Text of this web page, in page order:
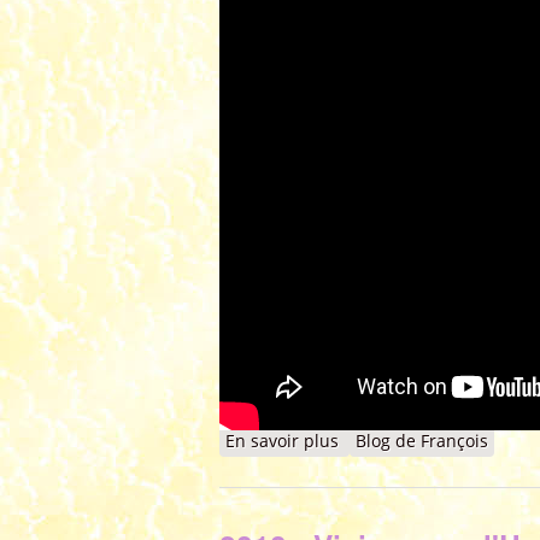
En savoir plus à propos de Voeux
Blog de François